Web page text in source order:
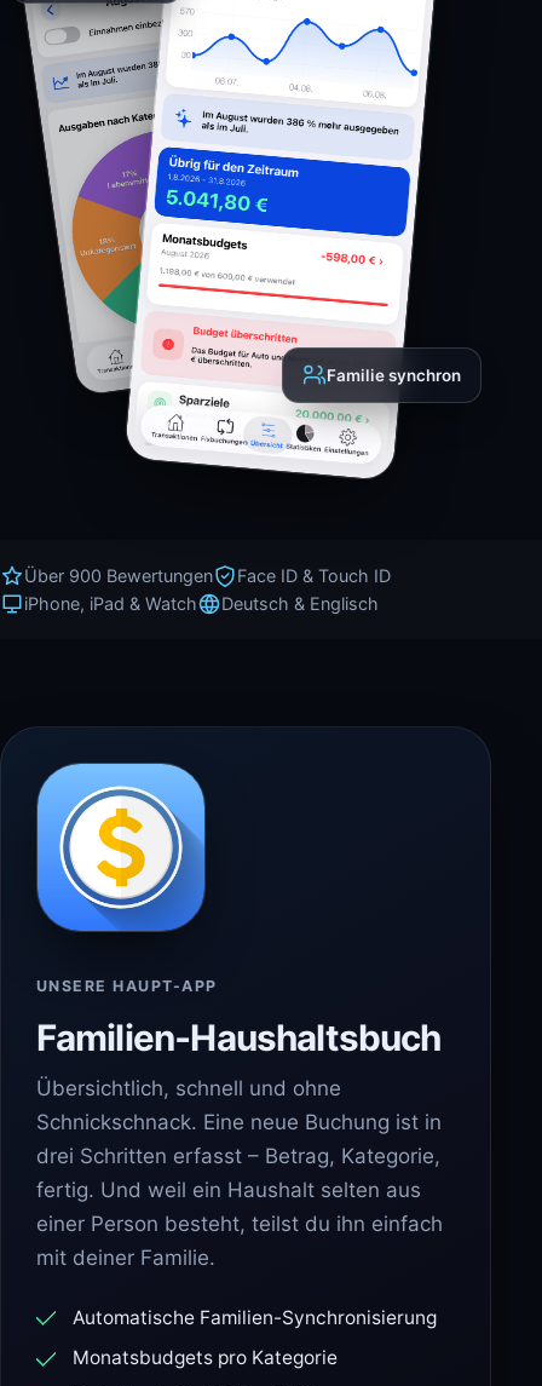
Familie synchron
Über 900 Bewertungen
Face ID & Touch ID
iPhone, iPad & Watch
Deutsch & Englisch
UNSERE HAUPT-APP
Familien‑Haushaltsbuch
Übersichtlich, schnell und ohne
Schnickschnack. Eine neue Buchung ist in
drei Schritten erfasst – Betrag, Kategorie,
fertig. Und weil ein Haushalt selten aus
einer Person besteht, teilst du ihn einfach
mit deiner Familie.
Automatische Familien-Synchronisierung
Monatsbudgets pro Kategorie